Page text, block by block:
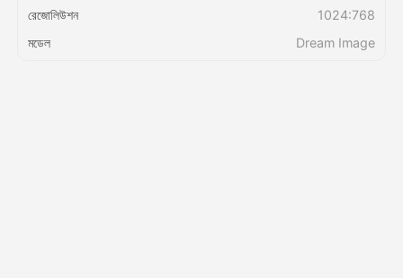
মূল্য
রেজোলিউশন
1024:768
মডেল
Dream Image